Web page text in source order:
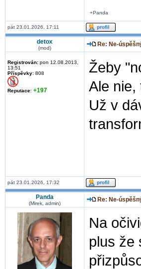
+Panda
pát 23.01.2026, 17:11
detox
(mod)
Re: Ne-
Registrován: pon 12.08.2013,
13:51
Příspěvky: 808
Reputace: +197
Žeby
Ale nie,
Už v
pát 23.01.2026, 17:32
Panda
(Mirek, admin)
Re: Ne-
Na
plus že